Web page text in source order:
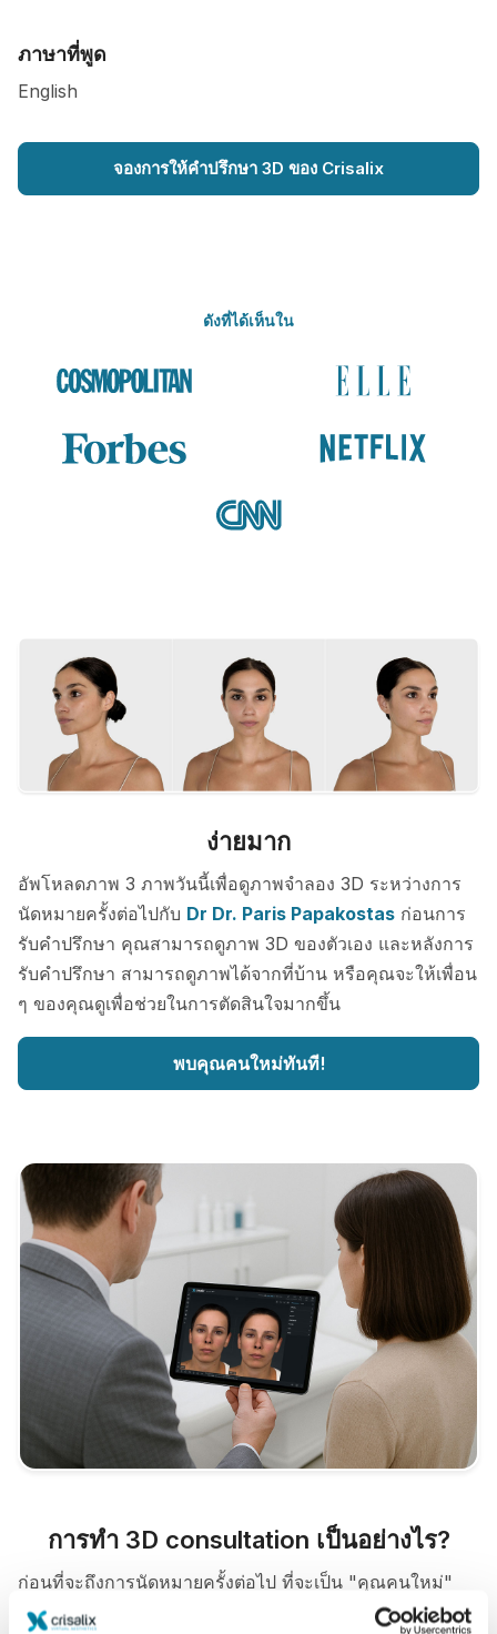
ภาษาที่พูด
English
จองการให้คำปรึกษา 3D ของ Crisalix
ดังที่ได้เห็นใน
ง่ายมาก
อัพโหลดภาพ 3 ภาพวันนี้เพื่อดูภาพจำลอง 3D ระหว่างการ
นัดหมายครั้งต่อไปกับ Dr Dr. Paris Papakostas ก่อนการ
รับคำปรึกษา คุณสามารถดูภาพ 3D ของตัวเอง และหลังการ
รับคำปรึกษา สามารถดูภาพได้จากที่บ้าน หรือคุณจะให้เพื่อน
ๆ ของคุณดูเพื่อช่วยในการตัดสินใจมากขึ้น
พบคุณคนใหม่ทันที!
การทำ 3D consultation เป็นอย่างไร?
ก่อนที่จะถึงการนัดหมายครั้งต่อไป ที่จะเป็น "คุณคนใหม่"
รับคำปรึกษาจาก